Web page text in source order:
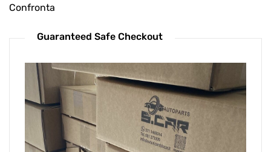
Confronta
Guaranteed Safe Checkout